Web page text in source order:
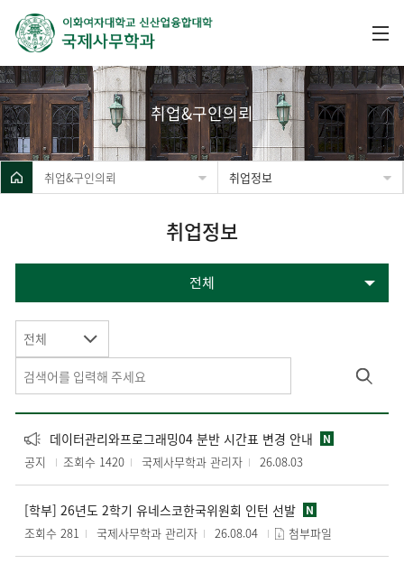
취업&구인의뢰
취업&구인의뢰 취업정보
취업정보
전체
전체
데이터관리와프로그래밍04 분반 시간표 변경 안내 N
공지 조회수 1420 국제사무학과 관리자 26.08.03
[학부] 26년도 2학기 유네스코한국위원회 인턴 선발 N
조회수 281 국제사무학과 관리자 26.08.04 첨부파일